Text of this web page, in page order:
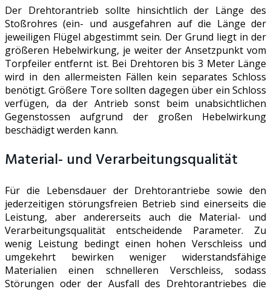
Der Drehtorantrieb sollte hinsichtlich der Länge des
Stoßrohres (ein- und ausgefahren auf die Länge der
jeweiligen Flügel abgestimmt sein. Der Grund liegt in der
größeren Hebelwirkung, je weiter der Ansetzpunkt vom
Torpfeiler entfernt ist. Bei Drehtoren bis 3 Meter Länge
wird in den allermeisten Fällen kein separates Schloss
benötigt. Größere Tore sollten dagegen über ein Schloss
verfügen, da der Antrieb sonst beim unabsichtlichen
Gegenstossen aufgrund der großen Hebelwirkung
beschädigt werden kann.
Material- und Verarbeitungsqualität
Für die Lebensdauer der Drehtorantriebe sowie den
jederzeitigen störungsfreien Betrieb sind einerseits die
Leistung, aber andererseits auch die Material- und
Verarbeitungsqualität entscheidende Parameter. Zu
wenig Leistung bedingt einen hohen Verschleiss und
umgekehrt bewirken weniger widerstandsfähige
Materialien einen schnelleren Verschleiss, sodass
Störungen oder der Ausfall des Drehtorantriebes die